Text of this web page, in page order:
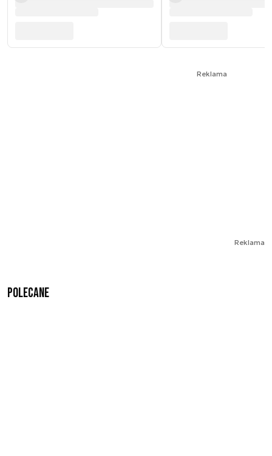
Reklama
Reklama
Polecane